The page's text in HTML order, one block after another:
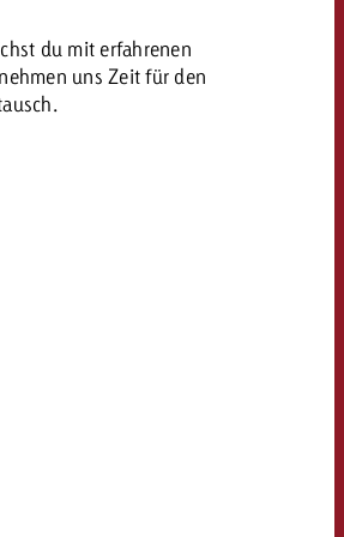
du mit erfahrenen
uns Zeit für den